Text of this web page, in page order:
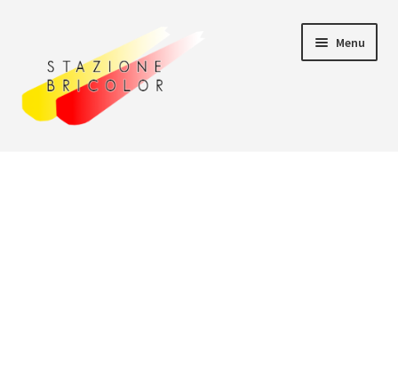
navigazione
contenuto
Menu